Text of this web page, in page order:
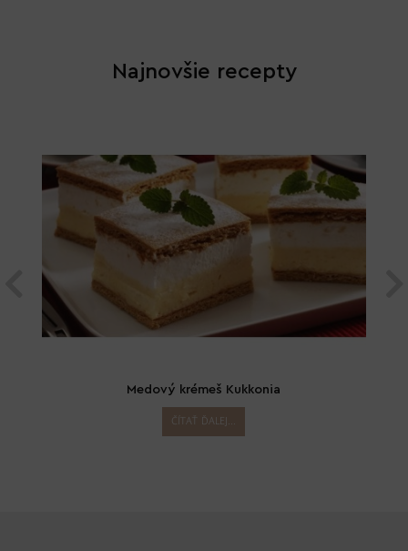
Najnovšie recepty
Medový krémeš Kukkonia
ČÍTAŤ ĎALEJ...